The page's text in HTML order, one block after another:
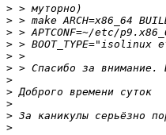
>
>
>
>
>
>
>
>
>
>
>